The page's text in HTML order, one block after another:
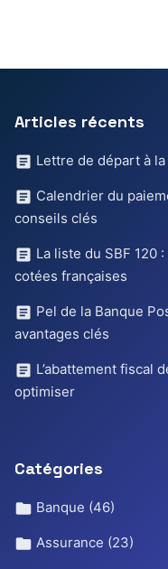
Articles récents
Lettre de départ à
Calendrier du
conseils clés
La liste du SBF 120
cotées françaises
Pel de la Banque
avantages clés
L’abattement fiscal
optimiser
Catégories
Banque (46)
Assurance (23)